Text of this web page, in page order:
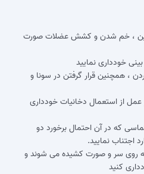
، خم شدن و کشش عضلات صورت
خودداری نمایید
، همچنین قرار گرفتن در سونا و
عمل از استعمال دخانیات خودداری
که در آن احتمال برخورد دو
اجتناب نمایید.
روی سر و صورت کشیده می شوند و
کنید